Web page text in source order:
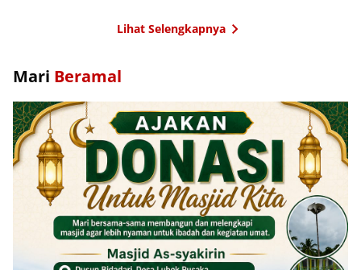
Lihat Selengkapnya
Mari Beramal